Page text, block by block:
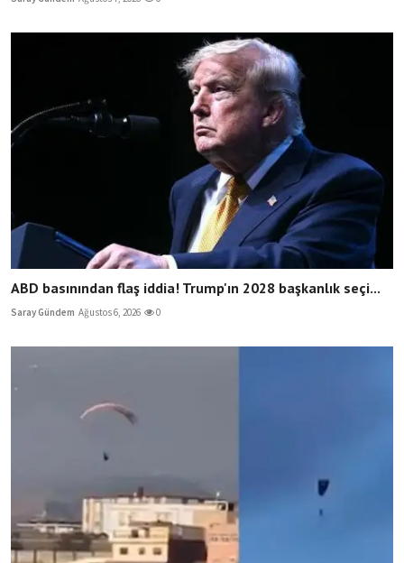
ABD basınından flaş iddia! Trump'ın 2028 başkanlık seçi...
Saray Gündem Ağustos 6, 2026 0